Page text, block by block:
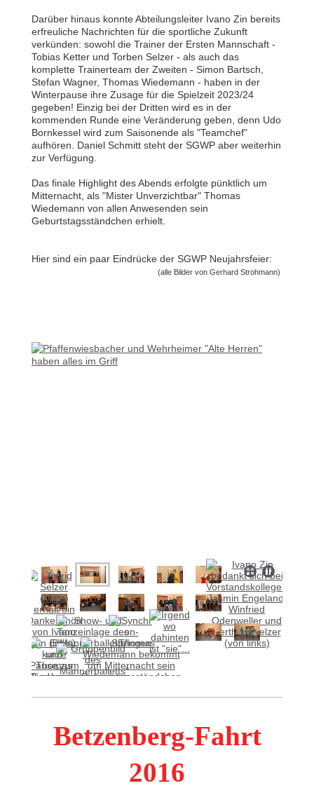
Darüber hinaus konnte Abteilungsleiter Ivano Zin bereits
erfreuliche Nachrichten für die sportliche Zukunft
verkünden: sowohl die Trainer der Ersten Mannschaft -
Tobias Ketter und Torben Selzer - als auch das
komplette Trainerteam der Zweiten - Simon Bartsch,
Stefan Wagner, Thomas Wiedemann - haben in der
Winterpause ihre Zusage für die Spielzeit 2023/24
gegeben! Einzig bei der Dritten wird es in der
kommenden Runde eine Veränderung geben, denn Udo
Bornkessel wird zum Saisonende als "Teamchef"
aufhören. Daniel Schmitt steht der SGWP aber weiterhin
zur Verfügung.
Das finale Highlight des Abends erfolgte pünktlich um
Mitternacht, als "Mister Unverzichtbar" Thomas
Wiedemann von allen Anwesenden sein
Geburtstagsständchen erhielt.
Hier sind ein paar Eindrücke der SGWP Neujahrsfeier:
(alle Bilder von Gerhard Strohmann)
Betzenberg-Fahrt
2016